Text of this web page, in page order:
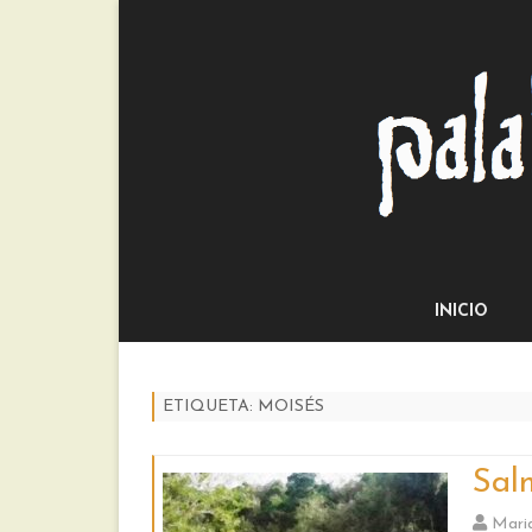
INICIO
ETIQUETA: MOISÉS